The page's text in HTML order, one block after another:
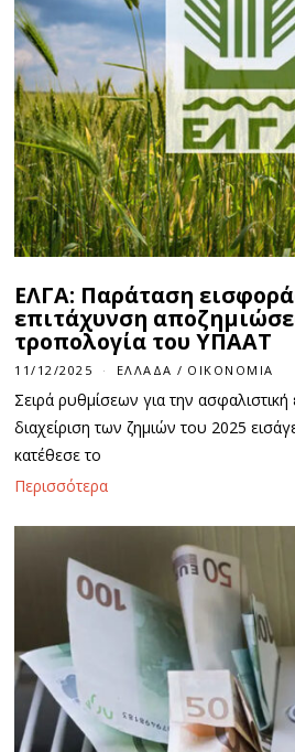
ΕΛΓΑ: Παράταση
επιτάχυνση
τροπολογία του ΥΠΑΑΤ
11/12/2025 ΕΛΛΆΔΑ / ΟΙΚΟΝΟΜΊΑ
Σειρά ρυθμίσεων για την
διαχείριση των ζημιών του 2025
κατέθεσε το
Περισσότερα